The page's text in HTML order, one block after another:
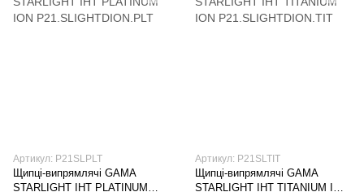
Артикул: P21SLPLT
Щипці-випрямлячі GAMA
STARLIGHT IHT PLATINUM
Артикул: P21SLTIT
Щипці-випрямлячі GAMA
STARLIGHT IHT TITANIUM ION